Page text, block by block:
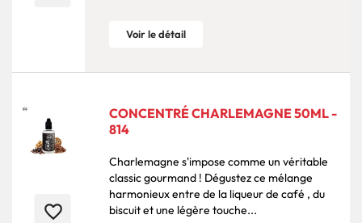
Voir le détail
favorite_border
CONCENTRÉ CHARLEMAGNE 50ML -
814
Charlemagne s'impose comme un véritable
classic gourmand ! Dégustez ce mélange
harmonieux entre de la liqueur de café , du
biscuit et une légère touche...